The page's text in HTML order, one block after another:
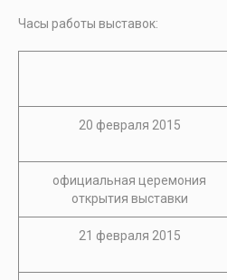
Часы работы выставок:
20 февраля 2015
официальная церемония
открытия выставки
21 февраля 2015